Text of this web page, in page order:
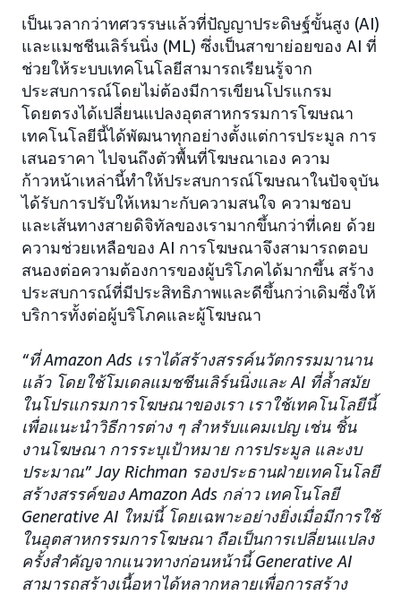
เป็นเวลากว่าทศวรรษแล้วที่ปัญญาประดิษฐ์ขั้นสูง (AI)
และแมชชีนเลิร์นนิ่ง (ML) ซึ่งเป็นสาขาย่อยของ AI ที่
ช่วยให้ระบบเทคโนโลยีสามารถเรียนรู้จาก
ประสบการณ์โดยไม่ต้องมีการเขียนโปรแกรม
โดยตรงได้เปลี่ยนแปลงอุตสาหกรรมการโฆษณา
เทคโนโลยีนี้ได้พัฒนาทุกอย่างตั้งแต่การประมูล การ
เสนอราคา ไปจนถึงตัวพื้นที่โฆษณาเอง ความ
ก้าวหน้าเหล่านี้ทำให้ประสบการณ์โฆษณาในปัจจุบัน
ได้รับการปรับให้เหมาะกับความสนใจ ความชอบ
และเส้นทางสายดิจิทัลของเรามากขึ้นกว่าที่เคย ด้วย
ความช่วยเหลือของ AI การโฆษณาจึงสามารถตอบ
สนองต่อความต้องการของผู้บริโภคได้มากขึ้น สร้าง
ประสบการณ์ที่มีประสิทธิภาพและดีขึ้นกว่าเดิมซึ่งให้
บริการทั้งต่อผู้บริโภคและผู้โฆษณา
“ที่ Amazon Ads เราได้สร้างสรรค์นวัตกรรมมานาน
แล้ว โดยใช้โมเดลแมชชีนเลิร์นนิ่งและ AI ที่ล้ำสมัย
ในโปรแกรมการโฆษณาของเรา เราใช้เทคโนโลยีนี้
เพื่อแนะนำวิธีการต่าง ๆ สำหรับแคมเปญ เช่น ชิ้น
งานโฆษณา การระบุเป้าหมาย การประมูล และงบ
ประมาณ” Jay Richman รองประธานฝ่ายเทคโนโลยี
สร้างสรรค์ของ Amazon Ads กล่าว เทคโนโลยี
Generative AI ใหม่นี้ โดยเฉพาะอย่างยิ่งเมื่อมีการใช้
ในอุตสาหกรรมการโฆษณา ถือเป็นการเปลี่ยนแปลง
ครั้งสำคัญจากแนวทางก่อนหน้านี้ Generative AI
สามารถสร้างเนื้อหาได้หลากหลายเพื่อการสร้าง